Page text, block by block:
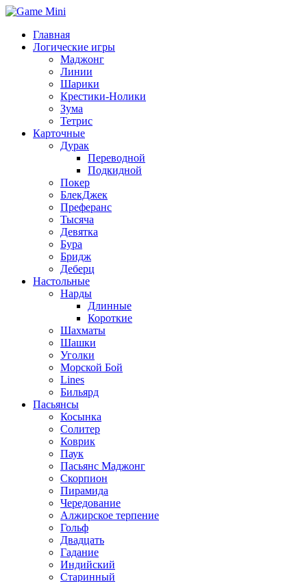
Главная
Логические игры
Маджонг
Линии
Шарики
Крестики-Нолики
Зума
Тетрис
Карточные
Дурак
Переводной
Подкидной
Покер
БлекДжек
Преферанс
Тысяча
Девятка
Бура
Бридж
Деберц
Настольные
Нарды
Длинные
Короткие
Шахматы
Шашки
Уголки
Морской Бой
Lines
Бильярд
Пасьянсы
Косынка
Солитер
Коврик
Паук
Пасьянс Маджонг
Скорпион
Пирамида
Чередование
Алжирское терпение
Гольф
Двадцать
Гадание
Индийский
Старинный